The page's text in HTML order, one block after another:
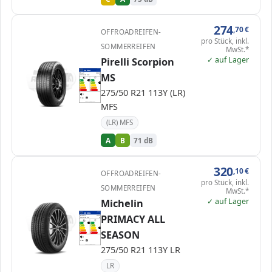
ENERG
Pirelli 4281400
275/50 R21 113Y C1
C C
71 dB B
OFFROADREIFEN-
SOMMERREIFEN
Pirelli Scorpion
MS
275/50 R21 113Y (LR)
MFS
(LR) MFS
A B 71 dB
274,70€
pro Stück, inkl.
MwSt.*
✓ auf Lager
ENERG 984769
Michelin 200287
275/50 R21 113Y C1
A A
B
C
D
E
A
B
C C
D
E
72 dB
OFFROADREIFEN-
SOMMERREIFEN
Michelin
PRIMACY ALL
SEASON
275/50 R21 113Y LR
LR
320 ,10€
pro Stück, inkl.
MwSt.*
✓ auf Lager